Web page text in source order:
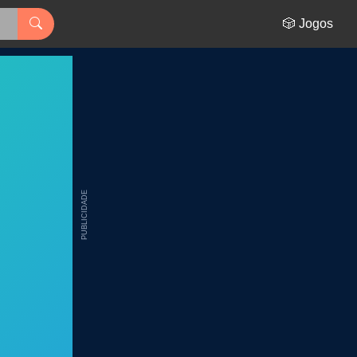
🎲 Jogos
PUBLICIDADE